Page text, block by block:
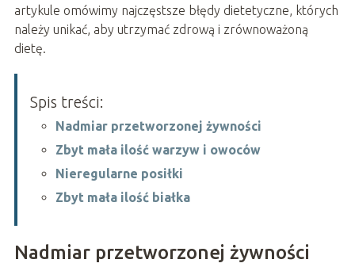
artykule omówimy najczęstsze błędy dietetyczne, których
należy unikać, aby utrzymać zdrową i zrównoważoną
dietę.
Spis treści:
Nadmiar przetworzonej żywności
Zbyt mała ilość warzyw i owoców
Nieregularne posiłki
Zbyt mała ilość białka
Nadmiar przetworzonej żywności